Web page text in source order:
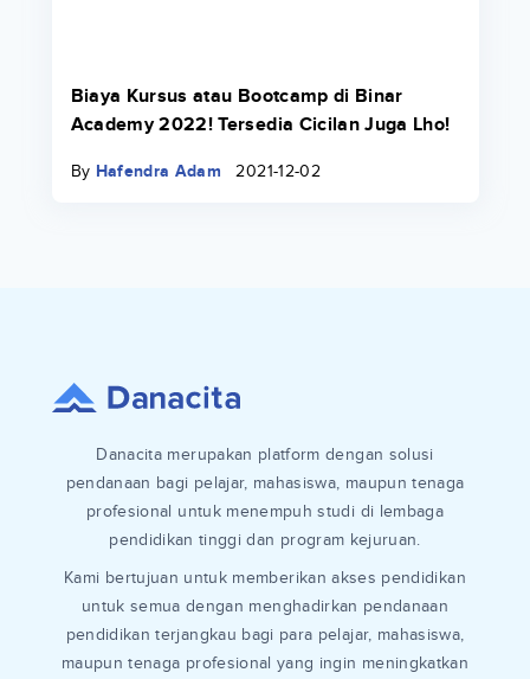
Biaya Kursus atau Bootcamp di Binar
Academy 2022! Tersedia Cicilan Juga Lho!
By Hafendra Adam 2021-12-02
Danacita merupakan platform dengan solusi
pendanaan bagi pelajar, mahasiswa, maupun tenaga
profesional untuk menempuh studi di lembaga
pendidikan tinggi dan program kejuruan.
Kami bertujuan untuk memberikan akses pendidikan
untuk semua dengan menghadirkan pendanaan
pendidikan terjangkau bagi para pelajar, mahasiswa,
maupun tenaga profesional yang ingin meningkatkan